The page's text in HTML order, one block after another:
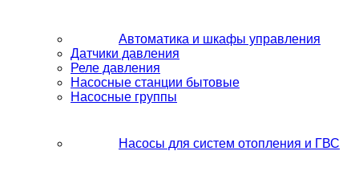
Автоматика и шкафы управления
Датчики давления
Реле давления
Насосные станции бытовые
Насосные группы
Насосы для систем отопления и ГВС